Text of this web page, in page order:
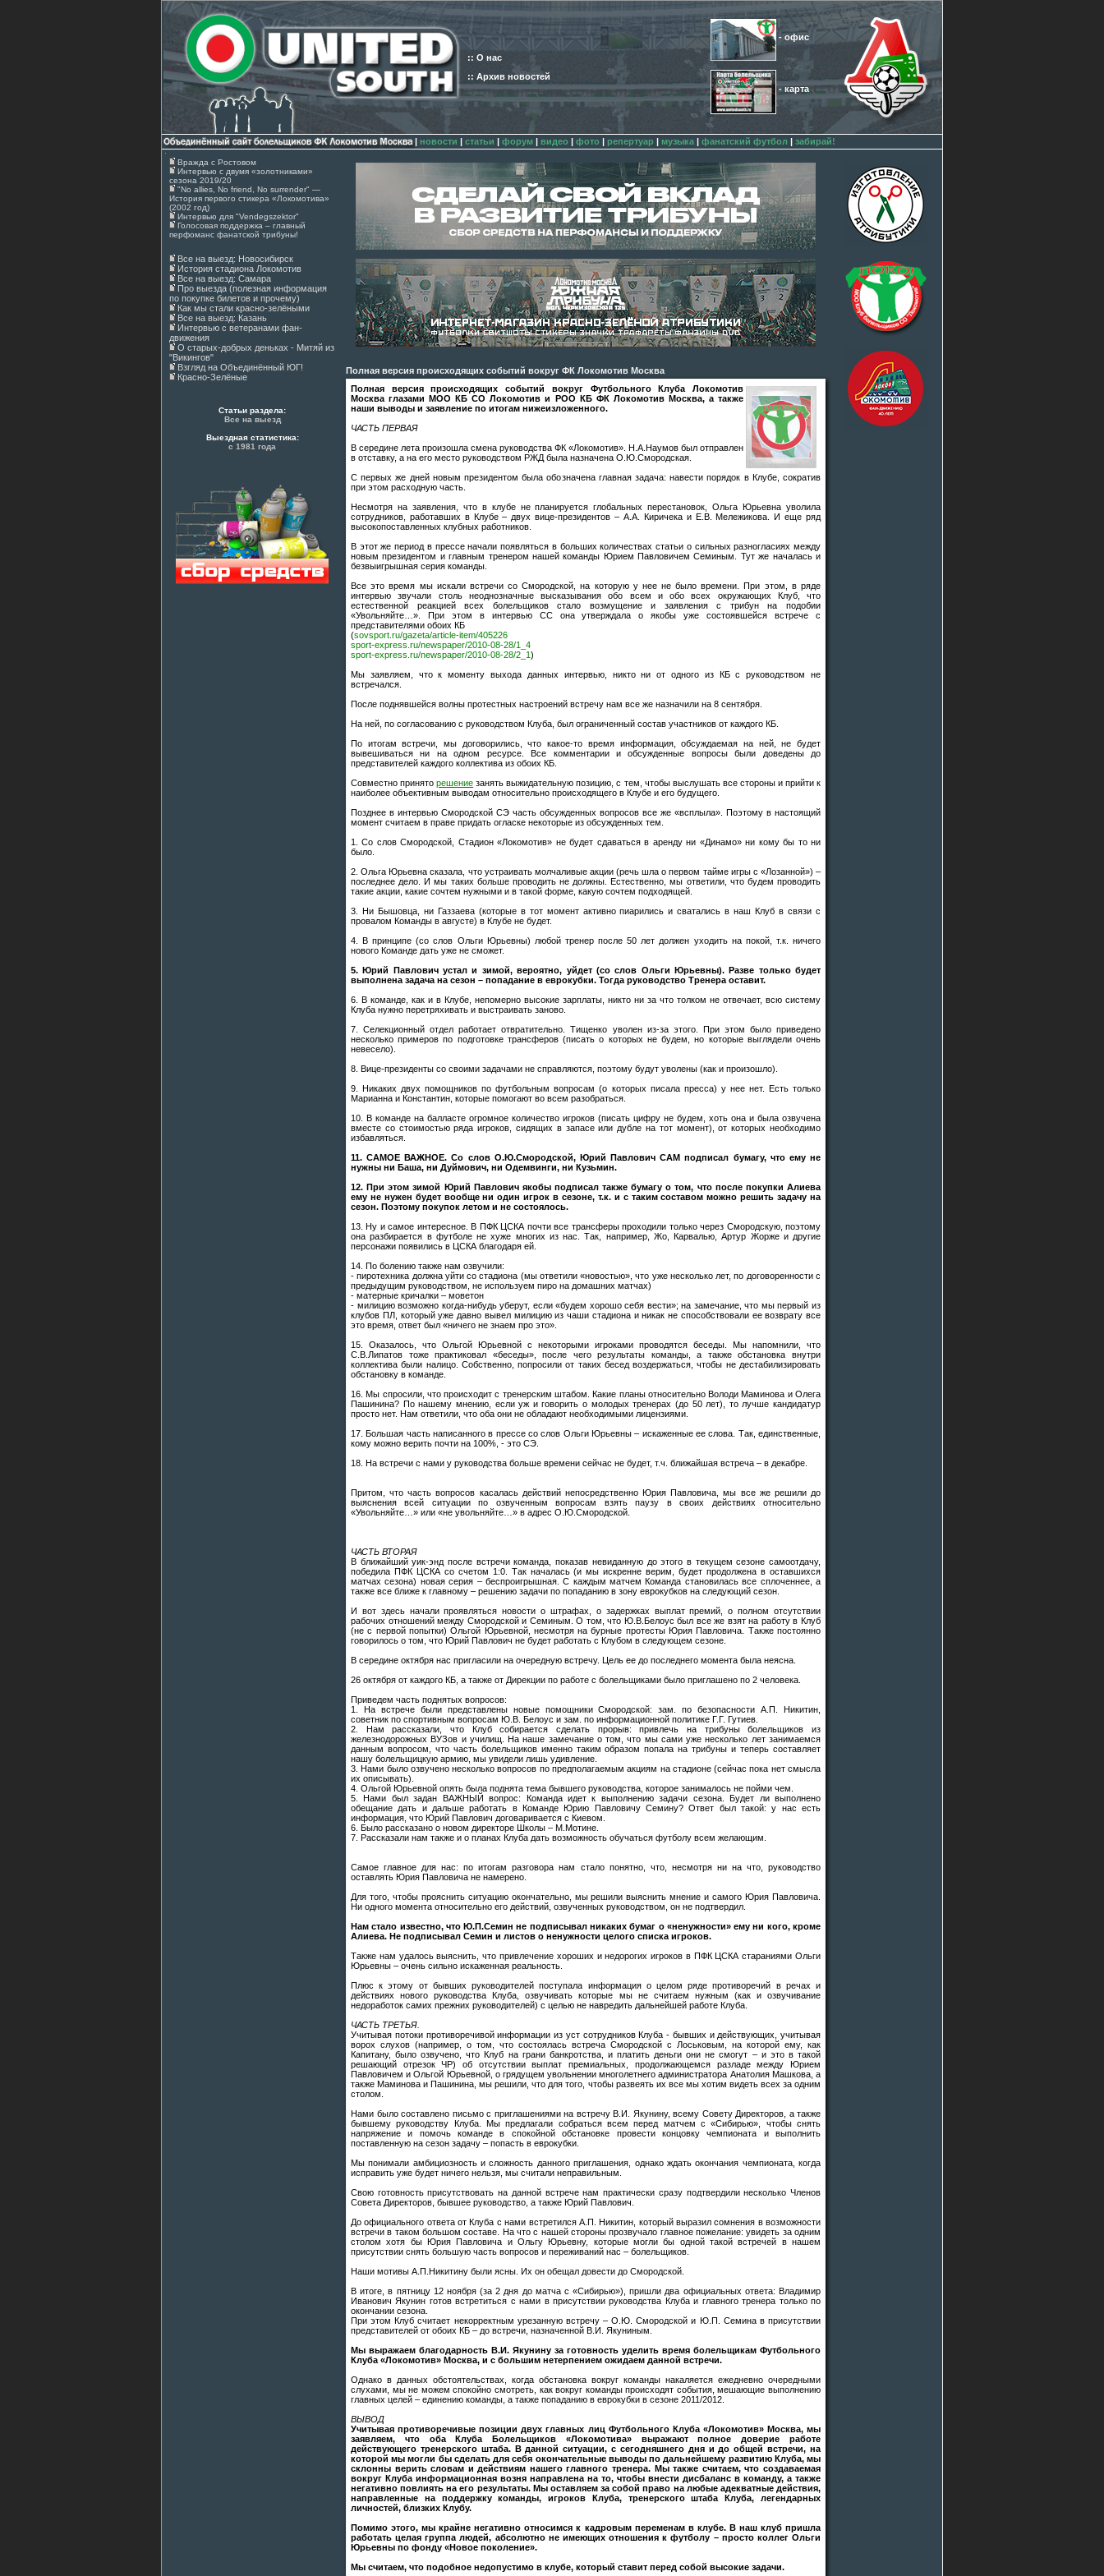
:: О нас
:: Архив новостей
- офис
- карта
| новости | статьи | форум | видео | фото | репертуар | музыка | фанатский футбол | забирай!
Вражда с Ростовом
Интервью с двумя «золотниками»
сезона 2019/20
"No allies, No friend, No surrender" —
История первого стикера «Локомотива»
(2002 год)
Интервью для "Vendegszektor"
Голосовая поддержка – главный
перфоманс фанатской трибуны!
Все на выезд: Новосибирск
История стадиона Локомотив
Все на выезд: Самара
Про выезда (полезная информация
по покупке билетов и прочему)
Как мы стали красно-зелёными
Все на выезд: Казань
Интервью с ветеранами фан-
движения
О старых-добрых деньках - Митяй из
"Викингов"
Взгляд на Объединённый ЮГ!
Красно-Зелёные
Статьи раздела:
Все на выезд
Выездная статистика:
с 1981 года
Полная версия происходящих событий вокруг ФК Локомотив Москва
Полная версия происходящих событий вокруг Футбольного Клуба Локомотив
Москва глазами МОО КБ СО Локомотив и РОО КБ ФК Локомотив Москва, а также
наши выводы и заявление по итогам нижеизложенного.
ЧАСТЬ ПЕРВАЯ
В середине лета произошла смена руководства ФК «Локомотив». Н.А.Наумов был отправлен
в отставку, а на его место руководством РЖД была назначена О.Ю.Смородская.
С первых же дней новым президентом была обозначена главная задача: навести порядок в Клубе, сократив
при этом расходную часть.
Несмотря на заявления, что в клубе не планируется глобальных перестановок, Ольга Юрьевна уволила
сотрудников, работавших в Клубе – двух вице-президентов – А.А. Киричека и Е.В. Мележикова. И еще ряд
высокопоставленных клубных работников.
В этот же период в прессе начали появляться в больших количествах статьи о сильных разногласиях между
новым президентом и главным тренером нашей команды Юрием Павловичем Семиным. Тут же началась и
безвыигрышная серия команды.
Все это время мы искали встречи со Смородской, на которую у нее не было времени. При этом, в ряде
интервью звучали столь неоднозначные высказывания обо всем и обо всех окружающих Клуб, что
естественной реакцией всех болельщиков стало возмущение и заявления с трибун на подобии
«Увольняйте…». При этом в интервью СС она утверждала о якобы уже состоявшейся встрече с
представителями обоих КБ
(sovsport.ru/gazeta/article-item/405226
sport-express.ru/newspaper/2010-08-28/1_4
sport-express.ru/newspaper/2010-08-28/2_1)
Мы заявляем, что к моменту выхода данных интервью, никто ни от одного из КБ с руководством не
встречался.
После поднявшейся волны протестных настроений встречу нам все же назначили на 8 сентября.
На ней, по согласованию с руководством Клуба, был ограниченный состав участников от каждого КБ.
По итогам встречи, мы договорились, что какое-то время информация, обсуждаемая на ней, не будет
вывешиваться ни на одном ресурсе. Все комментарии и обсужденные вопросы были доведены до
представителей каждого коллектива из обоих КБ.
Совместно приняторешение занять выжидательную позицию, с тем, чтобы выслушать все стороны и прийти к
наиболее объективным выводам относительно происходящего в Клубе и его будущего.
Позднее в интервью Смородской СЭ часть обсужденных вопросов все же «всплыла». Поэтому в настоящий
момент считаем в праве придать огласке некоторые из обсужденных тем.
1. Со слов Смородской, Стадион «Локомотив» не будет сдаваться в аренду ни «Динамо» ни кому бы то ни
было.
2. Ольга Юрьевна сказала, что устраивать молчаливые акции (речь шла о первом тайме игры с «Лозанной») –
последнее дело. И мы таких больше проводить не должны. Естественно, мы ответили, что будем проводить
такие акции, какие сочтем нужными и в такой форме, какую сочтем подходящей.
3. Ни Бышовца, ни Газзаева (которые в тот момент активно пиарились и сватались в наш Клуб в связи с
провалом Команды в августе) в Клубе не будет.
4. В принципе (со слов Ольги Юрьевны) любой тренер после 50 лет должен уходить на покой, т.к. ничего
нового Команде дать уже не сможет.
5. Юрий Павлович устал и зимой, вероятно, уйдет (со слов Ольги Юрьевны). Разве только будет
выполнена задача на сезон – попадание в еврокубки. Тогда руководство Тренера оставит.
6. В команде, как и в Клубе, непомерно высокие зарплаты, никто ни за что толком не отвечает, всю систему
Клуба нужно перетряхивать и выстраивать заново.
7. Селекционный отдел работает отвратительно. Тищенко уволен из-за этого. При этом было приведено
несколько примеров по подготовке трансферов (писать о которых не будем, но которые выглядели очень
невесело).
8. Вице-президенты со своими задачами не справляются, поэтому будут уволены (как и произошло).
9. Никаких двух помощников по футбольным вопросам (о которых писала пресса) у нее нет. Есть только
Марианна и Константин, которые помогают во всем разобраться.
10. В команде на балласте огромное количество игроков (писать цифру не будем, хоть она и была озвучена
вместе со стоимостью ряда игроков, сидящих в запасе или дубле на тот момент), от которых необходимо
избавляться.
11. САМОЕ ВАЖНОЕ. Со слов О.Ю.Смородской, Юрий Павлович САМ подписал бумагу, что ему не
нужны ни Баша, ни Дуймович, ни Одемвинги, ни Кузьмин.
12. При этом зимой Юрий Павлович якобы подписал также бумагу о том, что после покупки Алиева
ему не нужен будет вообще ни один игрок в сезоне, т.к. и с таким составом можно решить задачу на
сезон. Поэтому покупок летом и не состоялось.
13. Ну и самое интересное. В ПФК ЦСКА почти все трансферы проходили только через Смородскую, поэтому
она разбирается в футболе не хуже многих из нас. Так, например, Жо, Карвалью, Артур Жорже и другие
персонажи появились в ЦСКА благодаря ей.
14. По болению также нам озвучили:
- пиротехника должна уйти со стадиона (мы ответили «новостью», что уже несколько лет, по договоренности с
предыдущим руководством, не используем пиро на домашних матчах)
- матерные кричалки – моветон
- милицию возможно когда-нибудь уберут, если «будем хорошо себя вести»; на замечание, что мы первый из
клубов ПЛ, который уже давно вывел милицию из чаши стадиона и никак не способствовали ее возврату все
это время, ответ был «ничего не знаем про это».
15. Оказалось, что Ольгой Юрьевной с некоторыми игроками проводятся беседы. Мы напомнили, что
С.В.Липатов тоже практиковал «беседы», после чего результаты команды, а также обстановка внутри
коллектива были налицо. Собственно, попросили от таких бесед воздержаться, чтобы не дестабилизировать
обстановку в команде.
16. Мы спросили, что происходит с тренерским штабом. Какие планы относительно Володи Маминова и Олега
Пашинина? По нашему мнению, если уж и говорить о молодых тренерах (до 50 лет), то лучше кандидатур
просто нет. Нам ответили, что оба они не обладают необходимыми лицензиями.
17. Большая часть написанного в прессе со слов Ольги Юрьевны – искаженные ее слова. Так, единственные,
кому можно верить почти на 100%, - это СЭ.
18. На встречи с нами у руководства больше времени сейчас не будет, т.ч. ближайшая встреча – в декабре.
Притом, что часть вопросов касалась действий непосредственно Юрия Павловича, мы все же решили до
выяснения всей ситуации по озвученным вопросам взять паузу в своих действиях относительно
«Увольняйте…» или «не увольняйте…» в адрес О.Ю.Смородской.
ЧАСТЬ ВТОРАЯ
В ближайший уик-энд после встречи команда, показав невиданную до этого в текущем сезоне самоотдачу,
победила ПФК ЦСКА со счетом 1:0. Так началась (и мы искренне верим, будет продолжена в оставшихся
матчах сезона) новая серия – беспроигрышная. С каждым матчем Команда становилась все сплоченнее, а
также все ближе к главному – решению задачи по попаданию в зону еврокубков на следующий сезон.
И вот здесь начали проявляться новости о штрафах, о задержках выплат премий, о полном отсутствии
рабочих отношений между Смородской и Семиным. О том, что Ю.В.Белоус был все же взят на работу в Клуб
(не с первой попытки) Ольгой Юрьевной, несмотря на бурные протесты Юрия Павловича. Также постоянно
говорилось о том, что Юрий Павлович не будет работать с Клубом в следующем сезоне.
В середине октября нас пригласили на очередную встречу. Цель ее до последнего момента была неясна.
26 октября от каждого КБ, а также от Дирекции по работе с болельщиками было приглашено по 2 человека.
Приведем часть поднятых вопросов:
1. На встрече были представлены новые помощники Смородской: зам. по безопасности А.П. Никитин,
советник по спортивным вопросам Ю.В. Белоус и зам. по информационной политике Г.Г. Гутиев.
2. Нам рассказали, что Клуб собирается сделать прорыв: привлечь на трибуны болельщиков из
железнодорожных ВУЗов и училищ. На наше замечание о том, что мы сами уже несколько лет занимаемся
данным вопросом, что часть болельщиков именно таким образом попала на трибуны и теперь составляет
нашу болельщицкую армию, мы увидели лишь удивление.
3. Нами было озвучено несколько вопросов по предполагаемым акциям на стадионе (сейчас пока нет смысла
их описывать).
4. Ольгой Юрьевной опять была поднята тема бывшего руководства, которое занималось не пойми чем.
5. Нами был задан ВАЖНЫЙ вопрос: Команда идет к выполнению задачи сезона. Будет ли выполнено
обещание дать и дальше работать в Команде Юрию Павловичу Семину? Ответ был такой: у нас есть
информация, что Юрий Павлович договаривается с Киевом.
6. Было рассказано о новом директоре Школы – М.Мотине.
7. Рассказали нам также и о планах Клуба дать возможность обучаться футболу всем желающим.
Самое главное для нас: по итогам разговора нам стало понятно, что, несмотря ни на что, руководство
оставлять Юрия Павловича не намерено.
Для того, чтобы прояснить ситуацию окончательно, мы решили выяснить мнение и самого Юрия Павловича.
Ни одного момента относительно его действий, озвученных руководством, он не подтвердил.
Нам стало известно, что Ю.П.Семин не подписывал никаких бумаг о «ненужности» ему ни кого, кроме
Алиева. Не подписывал Семин и листов о ненужности целого списка игроков.
Также нам удалось выяснить, что привлечение хороших и недорогих игроков в ПФК ЦСКА стараниями Ольги
Юрьевны – очень сильно искаженная реальность.
Плюс к этому от бывших руководителей поступала информация о целом ряде противоречий в речах и
действиях нового руководства Клуба, озвучивать которые мы не считаем нужным (как и озвучивание
недоработок самих прежних руководителей) с целью не навредить дальнейшей работе Клуба.
ЧАСТЬ ТРЕТЬЯ.
Учитывая потоки противоречивой информации из уст сотрудников Клуба - бывших и действующих, учитывая
ворох слухов (например, о том, что состоялась встреча Смородской с Лоськовым, на которой ему, как
Капитану, было озвучено, что Клуб на грани банкротства, и платить деньги они не смогут – и это в такой
решающий отрезок ЧР) об отсутствии выплат премиальных, продолжающемся разладе между Юрием
Павловичем и Ольгой Юрьевной, о грядущем увольнении многолетнего администратора Анатолия Машкова, а
также Маминова и Пашинина, мы решили, что для того, чтобы развеять их все мы хотим видеть всех за одним
столом.
Нами было составлено письмо с приглашениями на встречу В.И. Якунину, всему Совету Директоров, а также
бывшему руководству Клуба. Мы предлагали собраться всем перед матчем с «Сибирью», чтобы снять
напряжение и помочь команде в спокойной обстановке провести концовку чемпионата и выполнить
поставленную на сезон задачу – попасть в еврокубки.
Мы понимали амбициозность и сложность данного приглашения, однако ждать окончания чемпионата, когда
исправить уже будет ничего нельзя, мы считали неправильным.
Свою готовность присутствовать на данной встрече нам практически сразу подтвердили несколько Членов
Совета Директоров, бывшее руководство, а также Юрий Павлович.
До официального ответа от Клуба с нами встретился А.П. Никитин, который выразил сомнения в возможности
встречи в таком большом составе. На что с нашей стороны прозвучало главное пожелание: увидеть за одним
столом хотя бы Юрия Павловича и Ольгу Юрьевну, которые могли бы одной такой встречей в нашем
присутствии снять большую часть вопросов и переживаний нас – болельщиков.
Наши мотивы А.П.Никитину были ясны. Их он обещал довести до Смородской.
В итоге, в пятницу 12 ноября (за 2 дня до матча с «Сибирью»), пришли два официальных ответа: Владимир
Иванович Якунин готов встретиться с нами в присутствии руководства Клуба и главного тренера только по
окончании сезона.
При этом Клуб считает некорректным урезанную встречу – О.Ю. Смородской и Ю.П. Семина в присутствии
представителей от обоих КБ – до встречи, назначенной В.И. Якуниным.
Мы выражаем благодарность В.И. Якунину за готовность уделить время болельщикам Футбольного
Клуба «Локомотив» Москва, и с большим нетерпением ожидаем данной встречи.
Однако в данных обстоятельствах, когда обстановка вокруг команды накаляется ежедневно очередными
слухами, мы не можем спокойно смотреть, как вокруг команды происходят события, мешающие выполнению
главных целей – единению команды, а также попаданию в еврокубки в сезоне 2011/2012.
ВЫВОД
Учитывая противоречивые позиции двух главных лиц Футбольного Клуба «Локомотив» Москва, мы
заявляем, что оба Клуба Болельщиков «Локомотива» выражают полное доверие работе
действующего тренерского штаба. В данной ситуации, с сегодняшнего дня и до общей встречи, на
которой мы могли бы сделать для себя окончательные выводы по дальнейшему развитию Клуба, мы
склонны верить словам и действиям нашего главного тренера. Мы также считаем, что создаваемая
вокруг Клуба информационная возня направлена на то, чтобы внести дисбаланс в команду, а также
негативно повлиять на его результаты. Мы оставляем за собой право на любые адекватные действия,
направленные на поддержку команды, игроков Клуба, тренерского штаба Клуба, легендарных
личностей, близких Клубу.
Помимо этого, мы крайне негативно относимся к кадровым переменам в клубе. В наш клуб пришла
работать целая группа людей, абсолютно не имеющих отношения к футболу – просто коллег Ольги
Юрьевны по фонду «Новое поколение».
Мы считаем, что подобное недопустимо в клубе, который ставит перед собой высокие задачи.